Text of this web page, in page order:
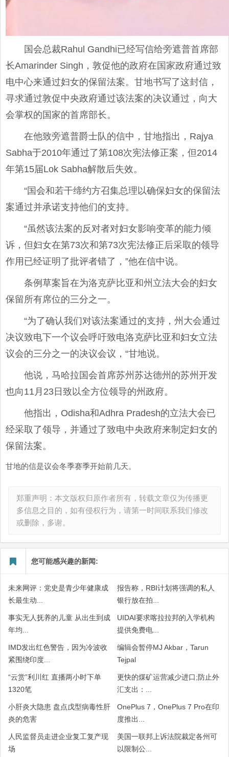
国会总裁Rahul Gandhi已经写信给旁遮普首席部
长Amarinder Singh，敦促他的政府在国家政府通过致
电中心来通过妇女的保留法案。甘地书写了这封信，
寻求通过敦促中央政府通过该法案的决议通过，向大
会掌权的国家的首席部长。
在他致旁遮普爵士队的信中，甘地指出，Rajya
Sabha于2010年通过了第108次宪法修正案，但2014
年第15届Lok Sabha解散后失效。
“国会和若干缔约方召集总理以确保妇女的保留法
案通过并承诺支持他们的支持。
“虽然该法案的反对者对妇女影响变革的能力倾
诉，但妇女在第73次和第73次宪法修正后采取的领导
作用已经证明了批评者错了，”他在信中说。
条例草案旨在为洛克萨比亚和州立法大会的妇女
保留所有席位的三分之一。
“为了确认我们对该法案通过的支持，州大会通过
决议致电下一个议会呼吁致电洛克萨比亚和妇女立法
议会的三分之一的决议会议，“甘地说。
他说，马哈拉国会首席苏州苏达德州的苏州开发
也向11月23日致以全方位领导的州政府。
他指出，Odisha和Adhra Pradesh的立法大会已
经采取了领导，并通过了致电中央政府来制定妇女的
保留法案。
甘地的信是议会冬季赛季开始前几天。
郑重声明：本文版权归原作者所有，转载文章仅为传播更
多信息之目的，如有侵权行为，请第一时间联系我们修改
或删除，多谢。
您可能感兴趣的新闻:
未来网评：党史是青少年健康成
长最生动...
报告称，RBI计划将强调的私人
银行放在拍...
事实无人抚养的儿童 从出生到成
年均...
UIDAI要求喀拉拉邦的入学机构
提供免费电...
IMD发出红色警告，因为冷波收
紧围绕印度...
编辑会暂停MJ Akbar，Tarun
Tejpal
“云赏”利川红 直播两小时下单
1320笔
更快的煤矿运营减少进口;防止外
汇支出：...
小肝炎大隐患 盘点戊型病毒性肝
炎的危害
OnePlus 7，OnePlus 7 Pro在印
度推出...
人民监督员走进企业复工复产现
场
美国一联邦上诉法院裁定各州可
以限制公...